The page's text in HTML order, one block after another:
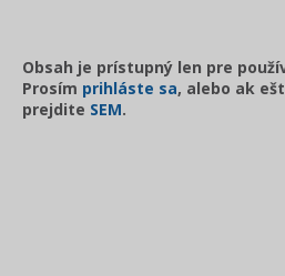
Obsah je prístupný len pre
Prosím prihláste sa, alebo ak
prejdite SEM.